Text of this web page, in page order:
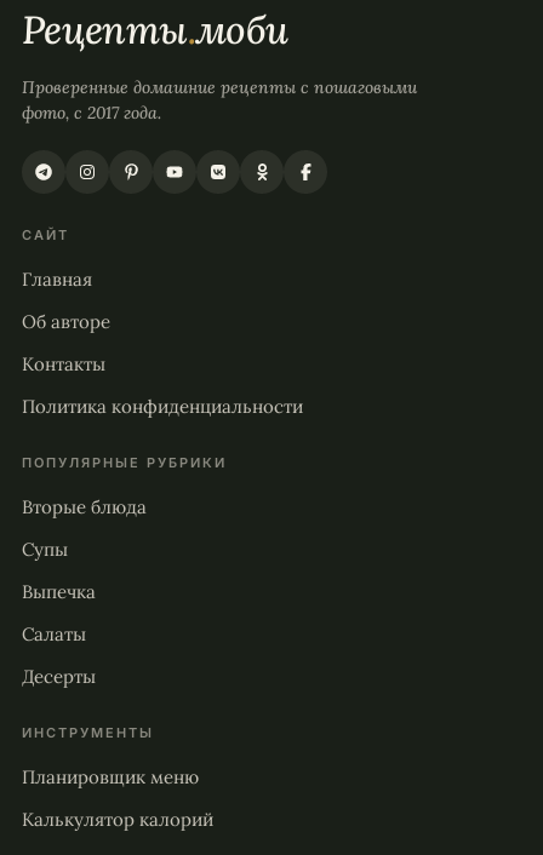
Рецепты.моби
Проверенные домашние рецепты с пошаговыми
фото, с 2017 года.
САЙТ
Главная
Об авторе
Контакты
Политика конфиденциальности
ПОПУЛЯРНЫЕ РУБРИКИ
Вторые блюда
Супы
Выпечка
Салаты
Десерты
ИНСТРУМЕНТЫ
Планировщик меню
Калькулятор калорий